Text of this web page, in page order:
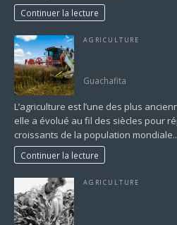
Continuer la lecture
AGRICULTURE
Guachafita
L’agriculture est l’une des plus
elle a évolué au fil des siècles pour
croissants de la population
Continuer la lecture
AGRICULTURE